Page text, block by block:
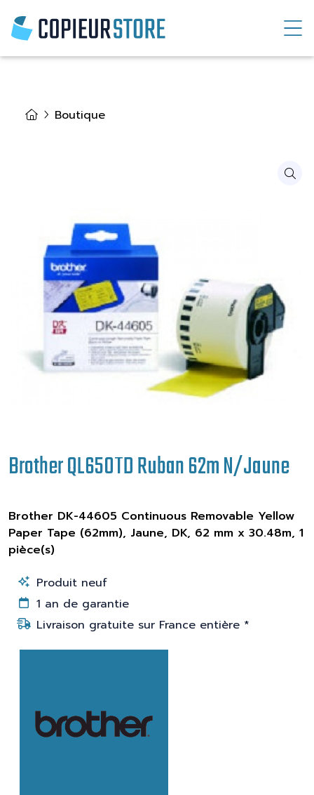
Boutique
Brother QL650TD Ruban 62m N/Jaune
Brother DK-44605 Continuous Removable Yellow
Paper Tape (62mm), Jaune, DK, 62 mm x 30.48m, 1
pièce(s)
Produit neuf
1 an de garantie
Livraison gratuite sur France entière *